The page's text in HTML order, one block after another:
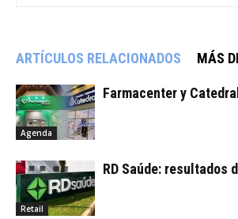
ARTÍCULOS RELACIONADOS MÁS
Agenda
Farmacenter y
Retail
RD Saúde: resultados